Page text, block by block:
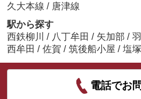
久大本線 / 唐津線
駅から探す
西鉄柳川
/ 八丁牟田 / 矢加部 /
西牟田 / 佐賀 / 筑後船小屋 / 塩塚
電話でお